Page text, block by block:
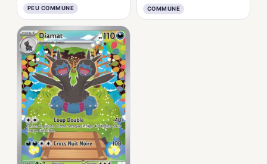
PEU COMMUNE COMMUNE